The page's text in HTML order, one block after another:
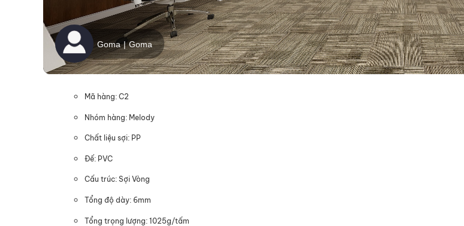
Mã hàng: C2
Nhóm hàng: Melody
Chất liệu sợi: PP
Đế: PVC
Cấu trúc: Sợi Vòng
Tổng độ dày: 6mm
Tổng trọng lượng: 1025g/tấm